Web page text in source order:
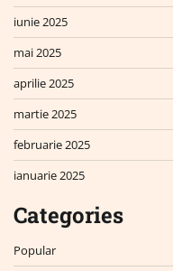
iunie 2025
mai 2025
aprilie 2025
martie 2025
februarie 2025
ianuarie 2025
Categories
Popular